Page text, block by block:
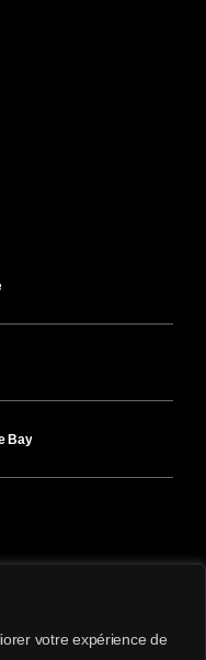
votre expérience de
Bay